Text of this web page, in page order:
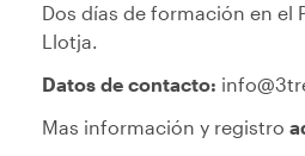
Dos días de formación en el
Llotja.
Datos de contacto:
Mas información y registro